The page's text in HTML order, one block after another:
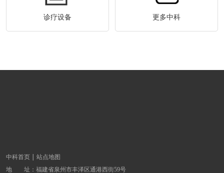
诊疗设备 更多中科
中科首页
站点地图
地 址： 福建省泉州市丰泽区通港西街59号